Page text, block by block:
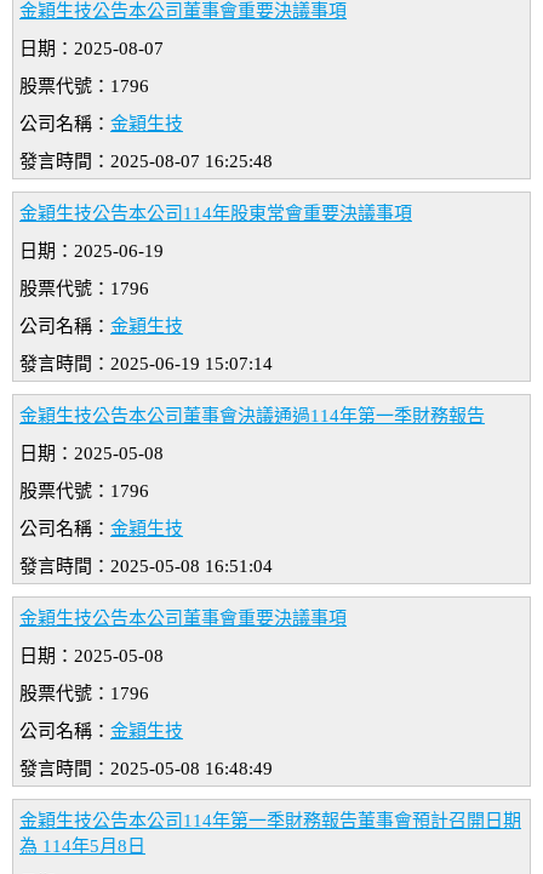
金穎生技公告本公司董事會重要決議事項
日期：2025-08-07
股票代號：1796
公司名稱： 金穎生技
發言時間：2025-08-07 16:25:48
金穎生技公告本公司114年股東常會重要決議事項
日期：2025-06-19
股票代號：1796
公司名稱： 金穎生技
發言時間：2025-06-19 15:07:14
金穎生技公告本公司董事會決議通過114年第一季財務報告
日期：2025-05-08
股票代號：1796
公司名稱： 金穎生技
發言時間：2025-05-08 16:51:04
金穎生技公告本公司董事會重要決議事項
日期：2025-05-08
股票代號：1796
公司名稱： 金穎生技
發言時間：2025-05-08 16:48:49
金穎生技公告本公司114年第一季財務報告董事會預計召開日期
為 114年5月8日